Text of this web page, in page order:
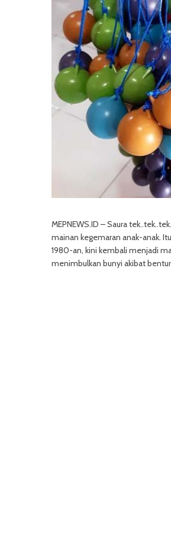
MEPNEWS.ID – Saura
mainan kegemaran anak-anak.
1980-an, kini kembali menjadi
menimbulkan bunyi akibat